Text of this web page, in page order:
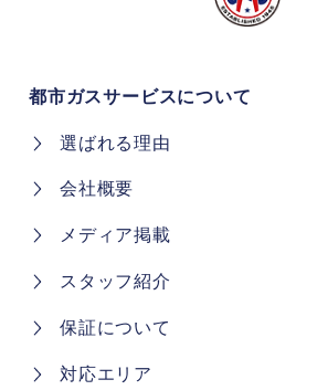
対応エリア
都市ガスサービスについて
選ばれる理由
会社概要
メディア掲載
スタッフ紹介
保証について